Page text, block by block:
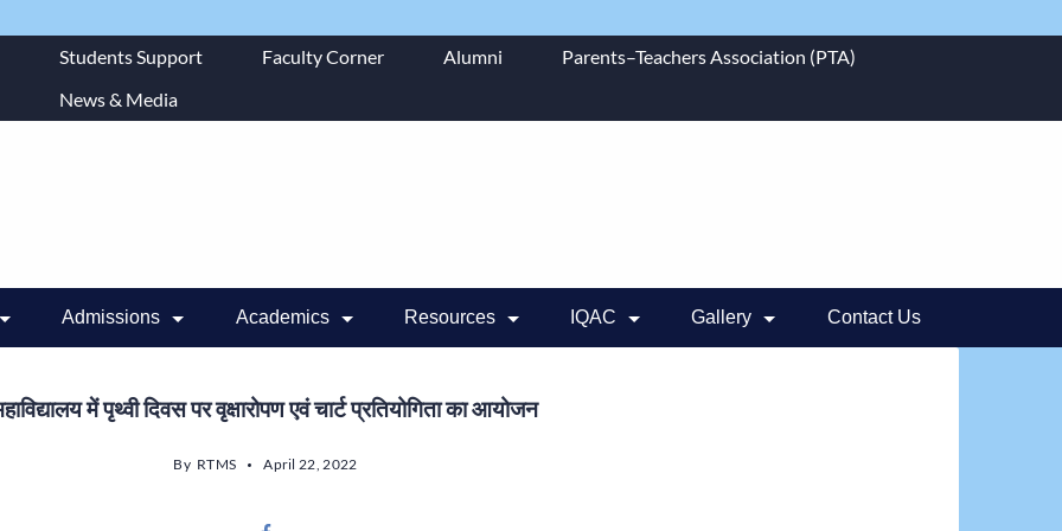
Students Support Faculty Corner Alumni
Parents–Teachers Association (PTA)
News & Media
Admissions Academics Resources IQAC Gallery Contact Us
में पृथ्वी दिवस पर वृक्षारोपण एवं चार्ट प्रतियोगिता का आयोजन
By RTMS April 22, 2022